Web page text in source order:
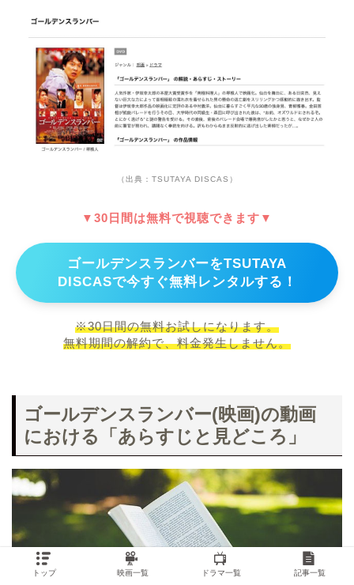
（出典：TSUTAYA DISCAS）
▼30日間は無料で視聴できます▼
ゴールデンスランバーをTSUTAYA
DISCASで今すぐ無料レンタルする！
※30日間の無料お試しになります。
無料期間の解約で、料金発生しません。
ゴールデンスランバー(映画)の動画
における「あらすじと見どころ」
トップ 映画一覧 ドラマ一覧 記事一覧